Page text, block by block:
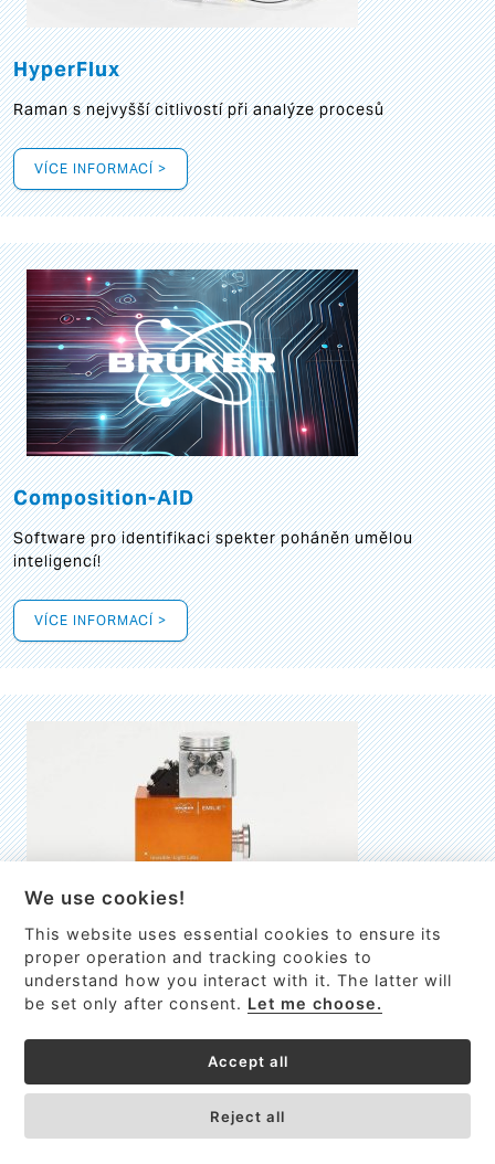
HyperFlux
Raman s nejvyšší citlivostí při analýze procesů
VÍCE INFORMACÍ >
Composition-AID
Software pro identifikaci spekter poháněn umělou
inteligencí!
VÍCE INFORMACÍ >
EMILIE
První nano-elektro-mechanický (NEMS) FTIR analyzátor
We use cookies!
This website uses essential cookies to ensure its
proper operation and tracking cookies to
understand how you interact with it. The latter will
be set only after consent. Let me choose.
Accept all
Reject all